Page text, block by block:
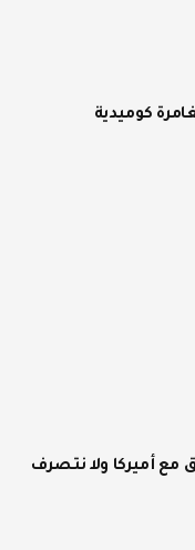
كوميدية
مع أميركا ولا نتصرف